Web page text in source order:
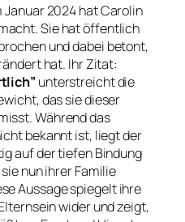
Januar 2024 hat Carolin
Sie hat öffentlich
und dabei betont,
hat. Ihr Zitat:
unterstreicht die
das sie dieser
Während das
bekannt ist, liegt der
auf der tiefen Bindung
nun ihrer Familie
Aussage spiegelt ihre
wider und zeigt,